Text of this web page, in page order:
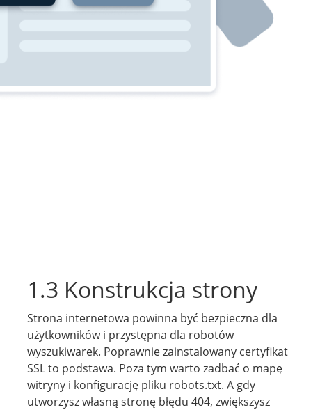
1.3 Konstrukcja strony
Strona internetowa powinna być bezpieczna dla
użytkowników i przystępna dla robotów
wyszukiwarek. Poprawnie zainstalowany certyfikat
SSL to podstawa. Poza tym warto zadbać o mapę
witryny i konfigurację pliku robots.txt. A gdy
utworzysz własną stronę błędu 404, zwiększysz